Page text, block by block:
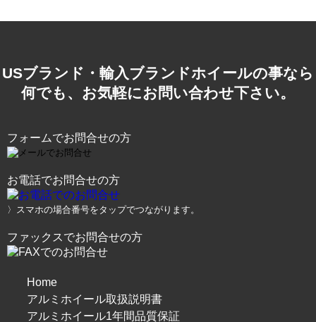
USブランド・輸入ブランドホイールの事なら
何でも、お気軽にお問い合わせ下さい。
フォームでお問合せの方
お電話でお問合せの方
〉スマホの場合番号をタップでつながります。
ファックスでお問合せの方
Home
アルミホイール取扱説明書
アルミホイール1年間品質保証